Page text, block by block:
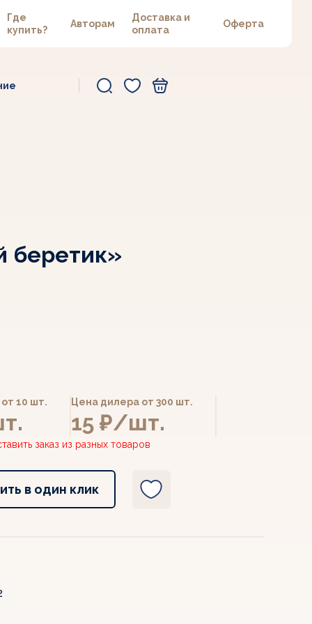
Где
купить?
Авторам
Доставка и
оплата
Оферта
беретик»
10 шт. Цена дилера от 300 шт.
15 ₽/шт.
заказ из разных товаров
в один клик